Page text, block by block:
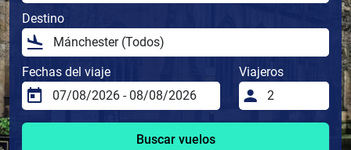
Destino
Fechas del viaje Viajeros
Buscar vuelos